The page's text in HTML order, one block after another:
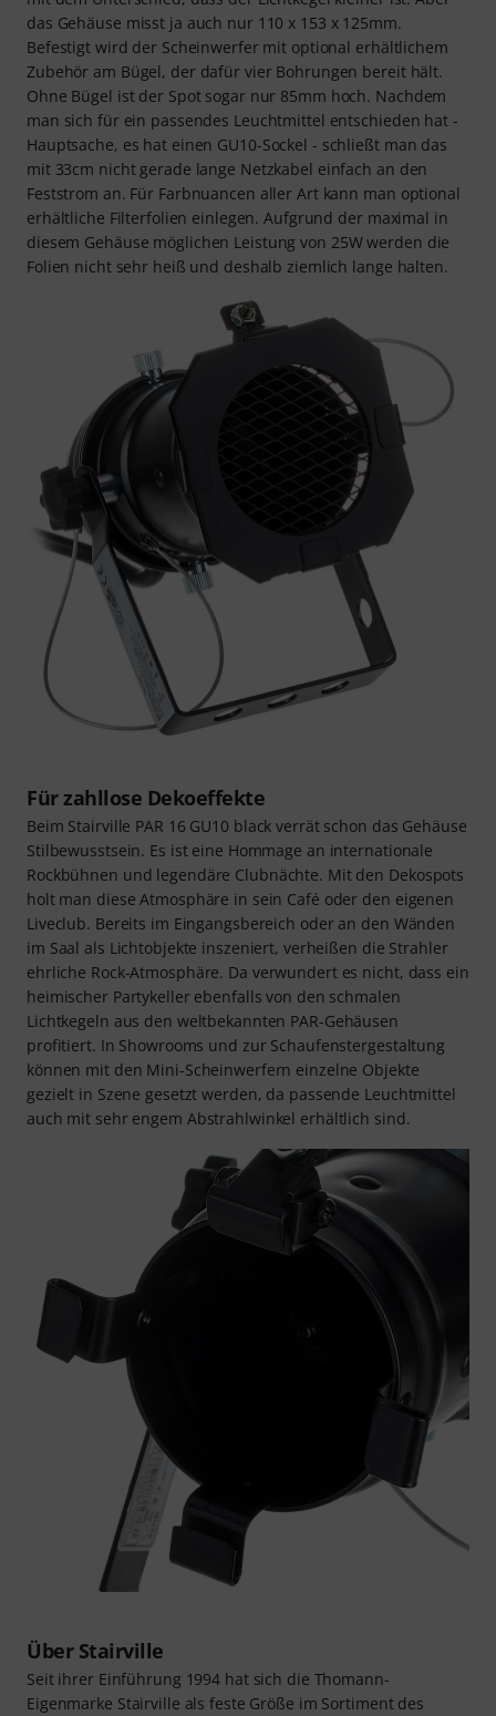
das Gehäuse misst ja auch nur 110 x 153 x 125mm.
Befestigt wird der Scheinwerfer mit optional erhältlichem
Zubehör am Bügel, der dafür vier Bohrungen bereit hält.
Ohne Bügel ist der Spot sogar nur 85mm hoch. Nachdem
man sich für ein passendes Leuchtmittel entschieden hat -
Hauptsache, es hat einen GU10-Sockel - schließt man das
mit 33cm nicht gerade lange Netzkabel einfach an den
Feststrom an. Für Farbnuancen aller Art kann man optional
erhältliche Filterfolien einlegen. Aufgrund der maximal in
diesem Gehäuse möglichen Leistung von 25W werden die
Folien nicht sehr heiß und deshalb ziemlich lange halten.
Für zahllose Dekoeffekte
Beim Stairville PAR 16 GU10 black verrät schon das Gehäuse
Stilbewusstsein. Es ist eine Hommage an internationale
Rockbühnen und legendäre Clubnächte. Mit den Dekospots
holt man diese Atmosphäre in sein Café oder den eigenen
Liveclub. Bereits im Eingangsbereich oder an den Wänden
im Saal als Lichtobjekte inszeniert, verheißen die Strahler
ehrliche Rock-Atmosphäre. Da verwundert es nicht, dass ein
heimischer Partykeller ebenfalls von den schmalen
Lichtkegeln aus den weltbekannten PAR-Gehäusen
profitiert. In Showrooms und zur Schaufenstergestaltung
können mit den Mini-Scheinwerfern einzelne Objekte
gezielt in Szene gesetzt werden, da passende Leuchtmittel
auch mit sehr engem Abstrahlwinkel erhältlich sind.
Über Stairville
Seit ihrer Einführung 1994 hat sich die Thomann-
Eigenmarke Stairville als feste Größe im Sortiment des